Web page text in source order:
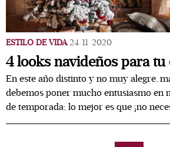
ESTILO DE VIDA 24/11/2020
4 looks navideños para tu
En este año distinto y no muy alegre,
debemos poner mucho entusiasmo en
de temporada; lo mejor es que ¡no